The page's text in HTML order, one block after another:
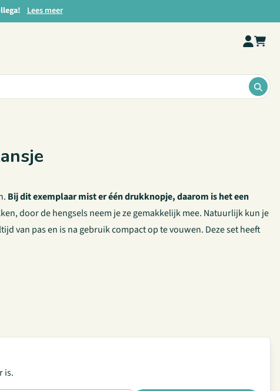
Lees meer
Bij dit exemplaar mist er één drukknopje, daarom is het een
door de hengsels neem je ze gemakkelijk mee. Natuurlijk kun je
van pas en is na gebruik compact op te vouwen. Deze set heeft
is.